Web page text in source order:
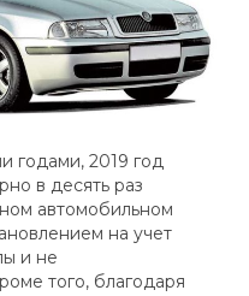
годами, 2019 год
в десять раз
автомобильном
на учет
и не
того, благодаря